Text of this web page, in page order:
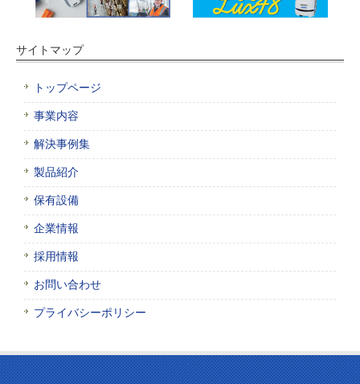
サイトマップ
トップページ
事業内容
解決事例集
製品紹介
保有設備
企業情報
採用情報
お問い合わせ
プライバシーポリシー